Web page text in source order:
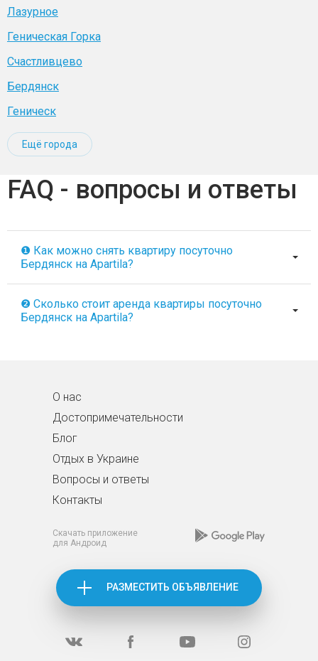
Лазурное
Геническая Горка
Счастливцево
Бердянск
Геническ
Ещё города
FAQ - вопросы и ответы
❶ Как можно снять квартиру посуточно
Бердянск на Apartila?
❷ Сколько стоит аренда квартиры посуточно
Бердянск на Apartila?
О нас
Достопримечательности
Блог
Отдых в Украине
Вопросы и ответы
Контакты
Скачать приложение
для Андроид
РАЗМЕСТИТЬ ОБЪЯВЛЕНИЕ